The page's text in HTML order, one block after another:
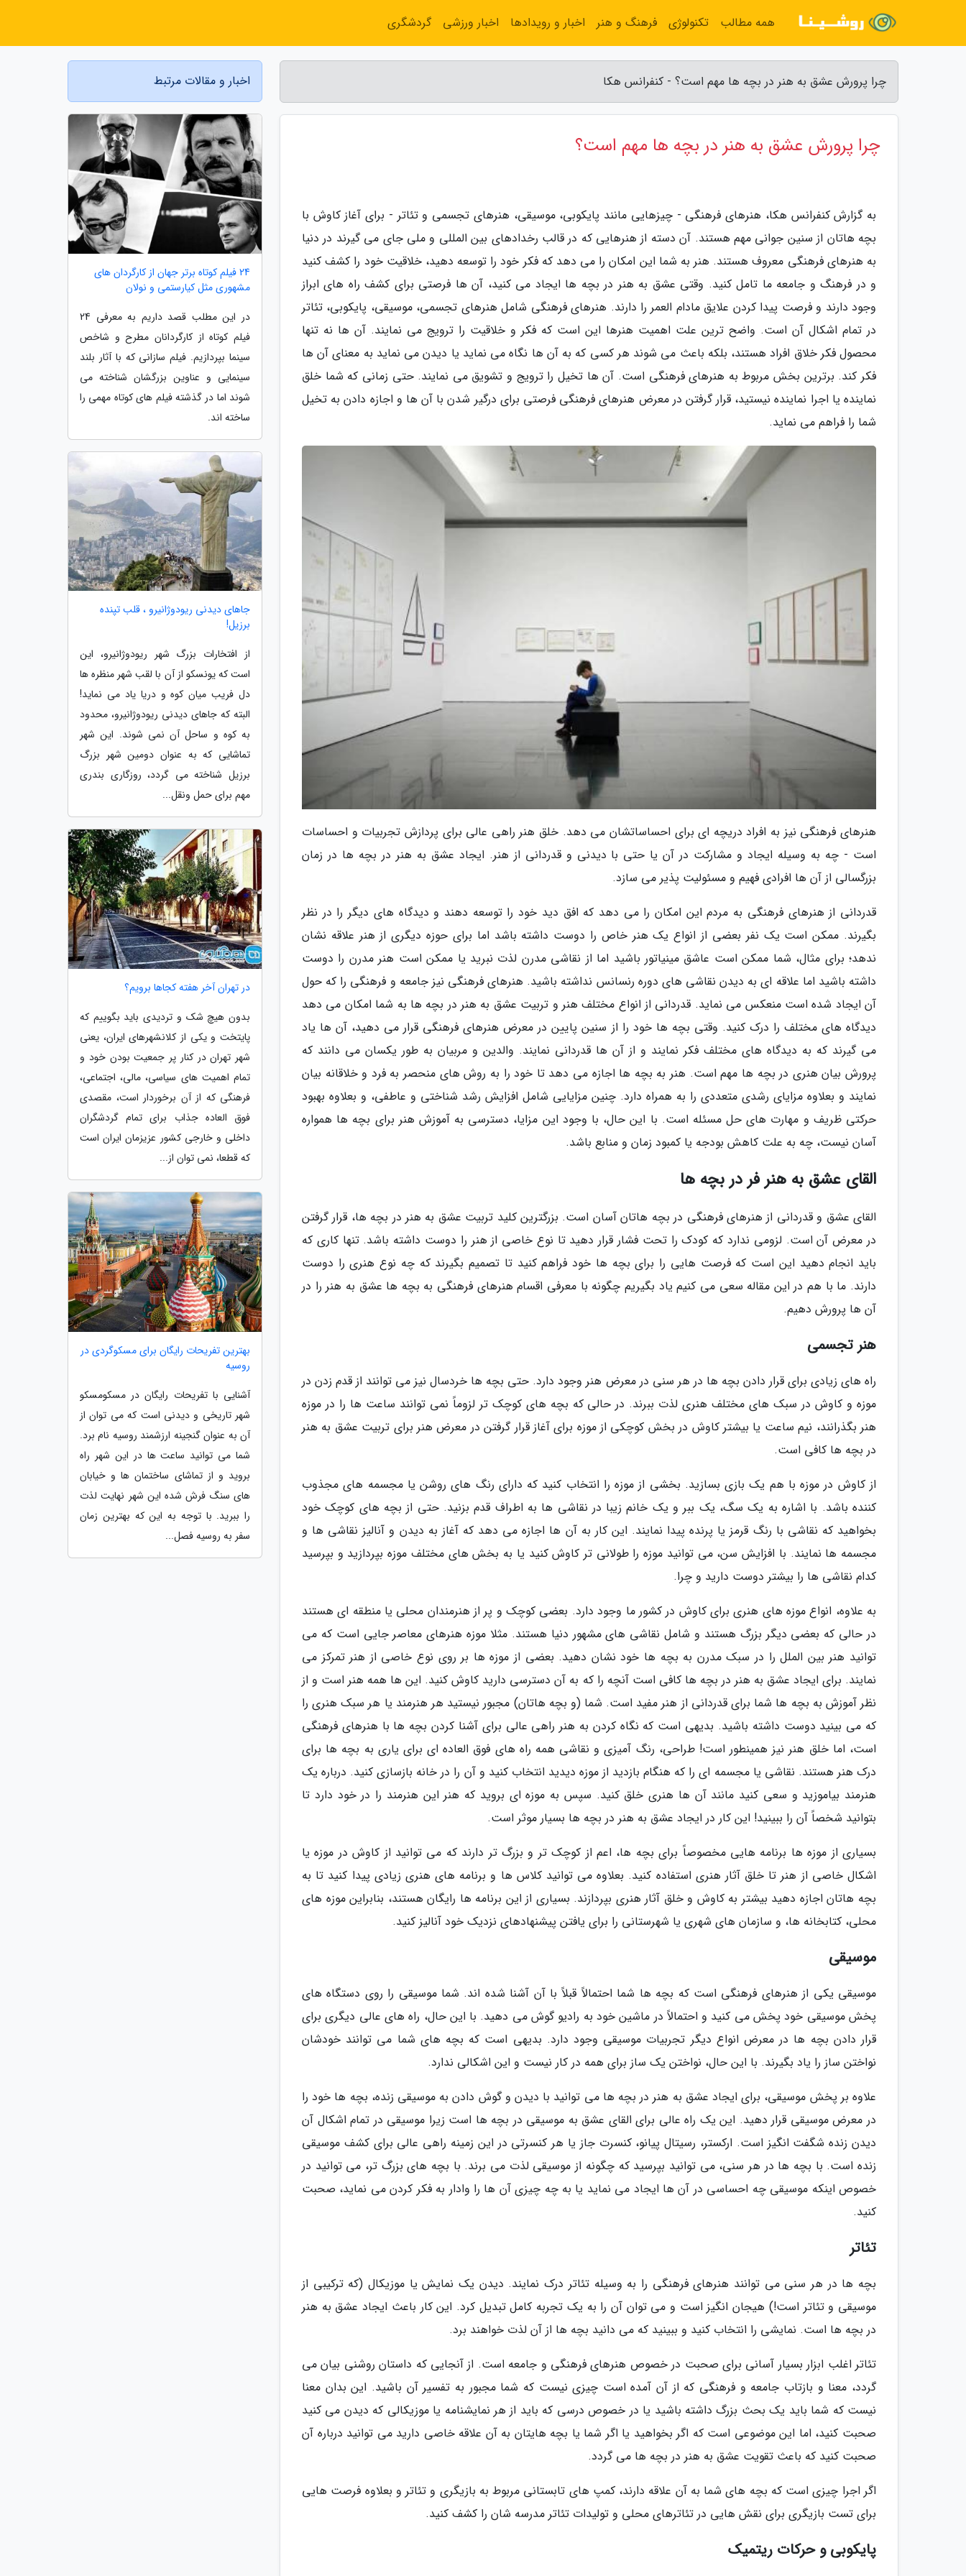
چرا پرورش عشق به هنر در بچه ها مهم است؟ - کنفرانس هکا
چرا پرورش عشق به هنر در بچه ها مهم است؟
به گزارش کنفرانس هکا، هنرهای فرهنگی - چیزهایی مانند پایکوبی، موسیقی، هنرهای تجسمی و تئاتر - برای آغاز کاوش با
بچه هاتان از سنین جوانی مهم هستند. آن دسته از هنرهایی که در قالب رخدادهای بین المللی و ملی جای می گیرند در دنیا
به هنرهای فرهنگی معروف هستند. هنر به شما این امکان را می دهد که فکر خود را توسعه دهید، خلاقیت خود را کشف کنید
و در فرهنگ و جامعه ما تامل کنید. وقتی عشق به هنر در بچه ها ایجاد می کنید، آن ها فرصتی برای کشف راه های ابراز
وجود دارند و فرصت پیدا کردن علایق مادام العمر را دارند. هنرهای فرهنگی شامل هنرهای تجسمی، موسیقی، پایکوبی، تئاتر
در تمام اشکال آن است. واضح ترین علت اهمیت هنرها این است که فکر و خلاقیت را ترویج می نمایند. آن ها نه تنها
محصول فکر خلاق افراد هستند، بلکه باعث می شوند هر کسی که به آن ها نگاه می نماید یا دیدن می نماید به معنای آن ها
فکر کند. برترین بخش مربوط به هنرهای فرهنگی است. آن ها تخیل را ترویج و تشویق می نمایند. حتی زمانی که شما خلق
نماینده یا اجرا نماینده نیستید، قرار گرفتن در معرض هنرهای فرهنگی فرصتی برای درگیر شدن با آن ها و اجازه دادن به تخیل
شما را فراهم می نماید.
هنرهای فرهنگی نیز به افراد دریچه ای برای احساساتشان می دهد. خلق هنر راهی عالی برای پردازش تجربیات و احساسات
است - چه به وسیله ایجاد و مشارکت در آن یا حتی با دیدنی و قدردانی از هنر. ایجاد عشق به هنر در بچه ها در زمان
بزرگسالی از آن ها افرادی فهیم و مسئولیت پذیر می سازد.
قدردانی از هنرهای فرهنگی به مردم این امکان را می دهد که افق دید خود را توسعه دهند و دیدگاه های دیگر را در نظر
بگیرند. ممکن است یک نفر بعضی از انواع یک هنر خاص را دوست داشته باشد اما برای حوزه دیگری از هنر علاقه نشان
ندهد؛ برای مثال، شما ممکن است عاشق مینیاتور باشید اما از نقاشی مدرن لذت نبرید یا ممکن است هنر مدرن را دوست
داشته باشید اما علاقه ای به دیدن نقاشی های دوره رنسانس نداشته باشید. هنرهای فرهنگی نیز جامعه و فرهنگی را که حول
آن ایجاد شده است منعکس می نماید. قدردانی از انواع مختلف هنر و تربیت عشق به هنر در بچه ها به شما امکان می دهد
دیدگاه های مختلف را درک کنید. وقتی بچه ها خود را از سنین پایین در معرض هنرهای فرهنگی قرار می دهید، آن ها یاد
می گیرند که به دیدگاه های مختلف فکر نمایند و از آن ها قدردانی نمایند. والدین و مربیان به طور یکسان می دانند که
پرورش بیان هنری در بچه ها مهم است. هنر به بچه ها اجازه می دهد تا خود را به روش های منحصر به فرد و خلاقانه بیان
نمایند و بعلاوه مزایای رشدی متعددی را به همراه دارد. چنین مزایایی شامل افزایش رشد شناختی و عاطفی، و بعلاوه بهبود
حرکتی ظریف و مهارت های حل مسئله است. با این حال، با وجود این مزایا، دسترسی به آموزش هنر برای بچه ها همواره
آسان نیست، چه به علت کاهش بودجه یا کمبود زمان و منابع باشد.
القای عشق به هنر فر در بچه ها
القای عشق و قدردانی از هنرهای فرهنگی در بچه هاتان آسان است. بزرگترین کلید تربیت عشق به هنر در بچه ها، قرار گرفتن
در معرض آن است. لزومی ندارد که کودک را تحت فشار قرار دهید تا نوع خاصی از هنر را دوست داشته باشد. تنها کاری که
باید انجام دهید این است که فرصت هایی را برای بچه ها خود فراهم کنید تا تصمیم بگیرند که چه نوع هنری را دوست
دارند. ما با هم در این مقاله سعی می کنیم یاد بگیریم چگونه با معرفی اقسام هنرهای فرهنگی به بچه ها عشق به هنر را در
آن ها پرورش دهیم.
هنر تجسمی
راه های زیادی برای قرار دادن بچه ها در هر سنی در معرض هنر وجود دارد. حتی بچه ها خردسال نیز می توانند از قدم زدن در
موزه و کاوش در سبک های مختلف هنری لذت ببرند. در حالی که بچه های کوچک تر لزوماً نمی توانند ساعت ها را در موزه
هنر بگذرانند، نیم ساعت یا بیشتر کاوش در بخش کوچکی از موزه برای آغاز قرار گرفتن در معرض هنر برای تربیت عشق به هنر
در بچه ها کافی است.
از کاوش در موزه با هم یک بازی بسازید. بخشی از موزه را انتخاب کنید که دارای رنگ های روشن یا مجسمه های مجذوب
کننده باشد. با اشاره به یک سگ، یک ببر و یک خانم زیبا در نقاشی ها به اطراف قدم بزنید. حتی از بچه های کوچک خود
بخواهید که نقاشی با رنگ قرمز یا پرنده پیدا نمایند. این کار به آن ها اجازه می دهد که آغاز به دیدن و آنالیز نقاشی ها و
مجسمه ها نمایند. با افزایش سن، می توانید موزه را طولانی تر کاوش کنید یا به بخش های مختلف موزه بپردازید و بپرسید
کدام نقاشی ها را بیشتر دوست دارید و چرا.
به علاوه، انواع موزه های هنری برای کاوش در کشور ما وجود دارد. بعضی کوچک و پر از هنرمندان محلی یا منطقه ای هستند
در حالی که بعضی دیگر بزرگ هستند و شامل نقاشی های مشهور دنیا هستند. مثلا موزه هنرهای معاصر جایی است که می
توانید هنر بین الملل را در سبک مدرن به بچه ها خود نشان دهید. بعضی از موزه ها بر روی نوع خاصی از هنر تمرکز می
نمایند. برای ایجاد عشق به هنر در بچه ها کافی است آنچه را که به آن دسترسی دارید کاوش کنید. این ها همه هنر است و از
نظر آموزش به بچه ها شما برای قدردانی از هنر مفید است. شما (و بچه هاتان) مجبور نیستید هر هنرمند یا هر سبک هنری را
که می بینید دوست داشته باشید. بدیهی است که نگاه کردن به هنر راهی عالی برای آشنا کردن بچه ها با هنرهای فرهنگی
است، اما خلق هنر نیز همینطور است! طراحی، رنگ آمیزی و نقاشی همه راه های فوق العاده ای برای یاری به بچه ها برای
درک هنر هستند. نقاشی یا مجسمه ای را که هنگام بازدید از موزه دیدید انتخاب کنید و آن را در خانه بازسازی کنید. درباره یک
هنرمند بیاموزید و سعی کنید مانند آن ها هنری خلق کنید. سپس به موزه ای بروید که هنر این هنرمند را در خود دارد تا
بتوانید شخصاً آن را ببینید! این کار در ایجاد عشق به هنر در بچه ها بسیار موثر است.
بسیاری از موزه ها برنامه هایی مخصوصاً برای بچه ها، اعم از کوچک تر و بزرگ تر دارند که می توانید از کاوش در موزه یا
اشکال خاصی از هنر تا خلق آثار هنری استفاده کنید. بعلاوه می توانید کلاس ها و برنامه های هنری زیادی پیدا کنید تا به
بچه هاتان اجازه دهید بیشتر به کاوش و خلق آثار هنری بپردازند. بسیاری از این برنامه ها رایگان هستند، بنابراین موزه های
محلی، کتابخانه ها، و سازمان های شهری یا شهرستانی را برای یافتن پیشنهادهای نزدیک خود آنالیز کنید.
موسیقی
موسیقی یکی از هنرهای فرهنگی است که بچه ها شما احتمالاً قبلاً با آن آشنا شده اند. شما موسیقی را روی دستگاه های
پخش موسیقی خود پخش می کنید و احتمالاً در ماشین خود به رادیو گوش می دهید. با این حال، راه های عالی دیگری برای
قرار دادن بچه ها در معرض انواع دیگر تجربیات موسیقی وجود دارد. بدیهی است که بچه های شما می توانند خودشان
نواختن ساز را یاد بگیرند. با این حال، نواختن یک ساز برای همه در کار نیست و این اشکالی ندارد.
علاوه بر پخش موسیقی، برای ایجاد عشق به هنر در بچه ها می توانید با دیدن و گوش دادن به موسیقی زنده، بچه ها خود را
در معرض موسیقی قرار دهید. این یک راه عالی برای القای عشق به موسیقی در بچه ها است زیرا موسیقی در تمام اشکال آن
دیدن زنده شگفت انگیز است. ارکستر، رسیتال پیانو، کنسرت جاز یا هر کنسرتی در این زمینه راهی عالی برای کشف موسیقی
زنده است. با بچه ها در هر سنی، می توانید بپرسید که چگونه از موسیقی لذت می برند. با بچه های بزرگ تر، می توانید در
خصوص اینکه موسیقی چه احساسی در آن ها ایجاد می نماید یا به چه چیزی آن ها را وادار به فکر کردن می نماید، صحبت
کنید.
تئاتر
بچه ها در هر سنی می توانند هنرهای فرهنگی را به وسیله تئاتر درک نمایند. دیدن یک نمایش یا موزیکال (که ترکیبی از
موسیقی و تئاتر است!) هیجان انگیز است و می توان آن را به یک تجربه کامل تبدیل کرد. این کار باعث ایجاد عشق به هنر
در بچه ها است. نمایشی را انتخاب کنید و ببینید که می دانید بچه ها از آن لذت خواهند برد.
تئاتر اغلب ابزار بسیار آسانی برای صحبت در خصوص هنرهای فرهنگی و جامعه است. از آنجایی که داستان روشنی بیان می
گردد، معنا و بازتاب جامعه و فرهنگی که از آن آمده است چیزی نیست که شما مجبور به تفسیر آن باشید. این بدان معنا
نیست که شما باید یک بحث بزرگ داشته باشید یا در خصوص درسی که باید از هر نمایشنامه یا موزیکالی که دیدن می کنید
صحبت کنید، اما این موضوعی است که اگر بخواهید یا اگر شما یا بچه هایتان به آن علاقه خاصی دارید می توانید درباره آن
صحبت کنید که باعث تقویت عشق به هنر در بچه ها می گردد.
اگر اجرا چیزی است که بچه های شما به آن علاقه دارند، کمپ های تابستانی مربوط به بازیگری و تئاتر و بعلاوه فرصت هایی
برای تست بازیگری برای نقش هایی در تئاترهای محلی و تولیدات تئاتر مدرسه شان را کشف کنید.
پایکوبی و حرکات ریتمیک
اخبار و مقالات مرتبط
24 فیلم کوتاه برتر جهان از کارگردان های
مشهوری مثل کیارستمی و نولان
در این مطلب قصد داریم به معرفی 24
فیلم کوتاه از کارگردانان مطرح و شاخص
سینما بپردازیم. فیلم سازانی که با آثار بلند
سینمایی و عناوین بزرگشان شناخته می
شوند اما در گذشته فیلم های کوتاه مهمی را
ساخته اند.
جاهای دیدنی ریودوژانیرو ، قلب تپنده
برزیل!
از افتخارات بزرگ شهر ریودوژانیرو، این
است که یونسکو از آن با لقب شهر منظره ها
دل فریب میان کوه و دریا یاد می نماید!
البته که جاهای دیدنی ریودوژانیرو، محدود
به کوه و ساحل آن نمی شوند. این شهر
تماشایی که به عنوان دومین شهر بزرگ
برزیل شناخته می گردد، روزگاری بندری
مهم برای حمل ونقل...
در تهران آخر هفته کجاها برویم؟
بدون هیچ شک و تردیدی باید بگوییم که
پایتخت و یکی از کلانشهرهای ایران، یعنی
شهر تهران در کنار پر جمعیت بودن خود و
تمام اهمیت های سیاسی، مالی، اجتماعی،
فرهنگی که از آن برخوردار است، مقصدی
فوق العاده جذاب برای تمام گردشگران
داخلی و خارجی کشور عزیزمان ایران است
که قطعا، نمی توان از...
بهترین تفریحات رایگان برای مسکوگردی در
روسیه
آشنایی با تفریحات رایگان در مسکومسکو
شهر تاریخی و دیدنی است که می توان از
آن به عنوان گنجینه ارزشمند روسیه نام برد.
شما می توانید ساعت ها در این شهر راه
بروید و از تماشای ساختمان ها و خیابان
های سنگ فرش شده این شهر نهایت لذت
را ببرید. با توجه به این که بهترین زمان
سفر به روسیه فصل...
همه مطالب تکنولوژی فرهنگ و هنر اخبار و رویدادها اخبار ورزشی گردشگری